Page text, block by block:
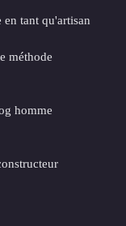
tant qu'artisan
méthode
homme